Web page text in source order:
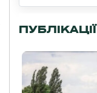
ПУБЛІКАЦІЇ